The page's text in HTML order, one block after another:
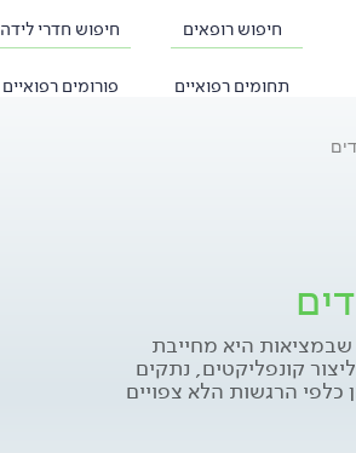
חיפוש רופאים חיפוש חדרי לידה
תחומים רפואיים פורומים רפואיים
היא מחייבת
קונפליקטים, נתקים
כלפי הרגשות הלא צפויים
מודעות למגוון היחסים עם
ציפיותנו מעצמנו ומבן